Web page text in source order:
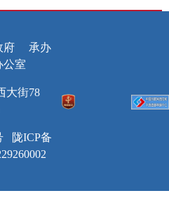
府
承办
公室
大街78
陇ICP备